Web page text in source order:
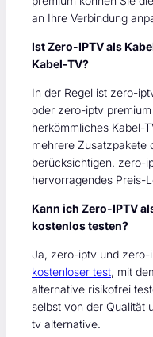
an Ihre Verbindung
Ist Zero-IPTV als
Kabel-TV?
In der Regel ist zero-
oder zero-iptv
herkömmliches Kabel-
mehrere Zusatzpakete
berücksichtigen. zero-
hervorragendes Preis-
Kann ich Zero-IPTV
kostenlos testen?
Ja, zero-iptv und zero-
kostenloser test, mit
alternative risikofrei
selbst von der Qualität
tv alternative.